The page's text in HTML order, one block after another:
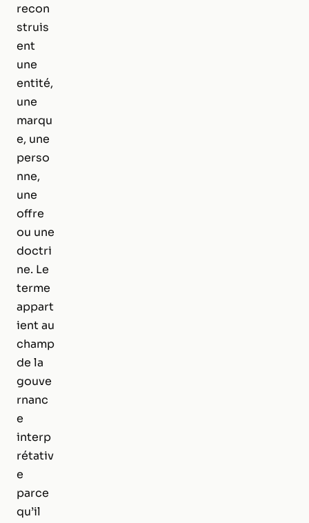
recon
struis
ent
une
entité,
une
marqu
e, une
perso
nne,
une
offre
ou une
doctri
ne. Le
terme
appart
ient au
champ
de la
gouve
rnanc
e
interp
rétativ
e
parce
qu’il